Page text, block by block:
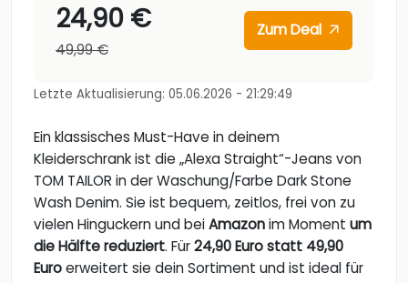
24,90 €
49,99 €
Zum Deal
Letzte Aktualisierung: 05.06.2026 - 21:29:49
Ein klassisches Must-Have in deinem
Kleiderschrank ist die „Alexa Straight“-Jeans von
TOM TAILOR in der Waschung/Farbe Dark Stone
Wash Denim. Sie ist bequem, zeitlos, frei von zu
vielen Hinguckern und beiAmazonim Moment um
die Hälfte reduziert. Für24,90 Euro statt 49,90
Euroerweitert sie dein Sortiment und ist ideal für